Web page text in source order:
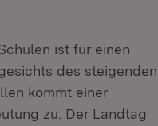
ist für einen
des steigenden
kommt einer
zu. Der Landtag